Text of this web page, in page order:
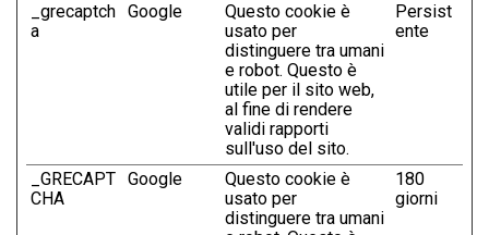
_grecaptch
a
Google
Questo cookie è
usato per
distinguere tra umani
e robot. Questo è
utile per il sito web,
al fine di rendere
validi rapporti
sull'uso del sito.
Persist
ente
_GRECAPT
CHA
Google
Questo cookie è
usato per
distinguere tra umani
180
giorni